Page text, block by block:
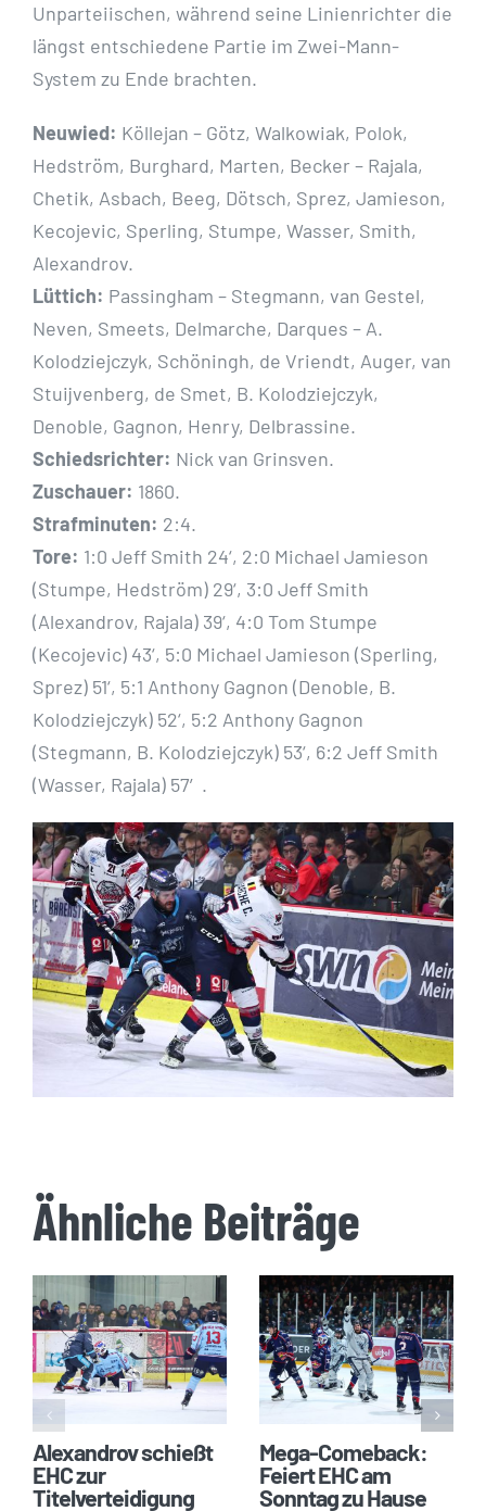
Unparteiischen, während seine Linienrichter die
längst entschiedene Partie im Zwei-Mann-
System zu Ende brachten.
Neuwied: Köllejan – Götz, Walkowiak, Polok,
Hedström, Burghard, Marten, Becker – Rajala,
Chetik, Asbach, Beeg, Dötsch, Sprez, Jamieson,
Kecojevic, Sperling, Stumpe, Wasser, Smith,
Alexandrov.
Lüttich: Passingham – Stegmann, van Gestel,
Neven, Smeets, Delmarche, Darques – A.
Kolodziejczyk, Schöningh, de Vriendt, Auger, van
Stuijvenberg, de Smet, B. Kolodziejczyk,
Denoble, Gagnon, Henry, Delbrassine.
Schiedsrichter: Nick van Grinsven.
Zuschauer: 1860.
Strafminuten: 2:4.
Tore: 1:0 Jeff Smith 24‘, 2:0 Michael Jamieson
(Stumpe, Hedström) 29‘, 3:0 Jeff Smith
(Alexandrov, Rajala) 39‘, 4:0 Tom Stumpe
(Kecojevic) 43‘, 5:0 Michael Jamieson (Sperling,
Sprez) 51‘, 5:1 Anthony Gagnon (Denoble, B.
Kolodziejczyk) 52‘, 5:2 Anthony Gagnon
(Stegmann, B. Kolodziejczyk) 53‘, 6:2 Jeff Smith
(Wasser, Rajala) 57′.
Ähnliche Beiträge
Alexandrov schießt
EHC zur
Titelverteidigung
Mega-Comeback:
Feiert EHC am
Sonntag zu Hause